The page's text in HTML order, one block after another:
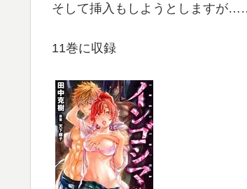
そして挿入もしようとしますが
11巻に収録